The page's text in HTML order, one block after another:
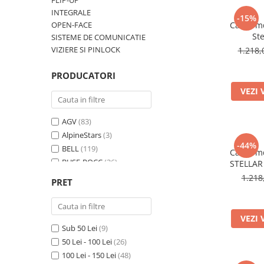
CAGULE SI PROTECTII GAT
ECHIPAMENTE HARD
Lentile de Schimb
Ochelari Personalizabili
Stickere & Grafică
Folii Grafice
Tuning & Stunt
Manete & Comenzi
Ornamente Spite
Protecții & Slidere
INTEGRALE
OPEN-FACE
SISTEME DE COMUNICATIE
VIZIERE SI PINLOCK
PRODUCATORI
AGV(83)
AlpineStars(3)
BELL(119)
BUSE-ROCC (26)
KYT
MT Helmets
Premier(10)
ROCC(4)
SECA(9)
SFT (31)
PRET
Sub 50 Lei(9)
50 Lei - 100 Lei(26)
100 Lei - 150 Lei(48)
-15%
Cască
VEZI
-44%
Cască
VEZI